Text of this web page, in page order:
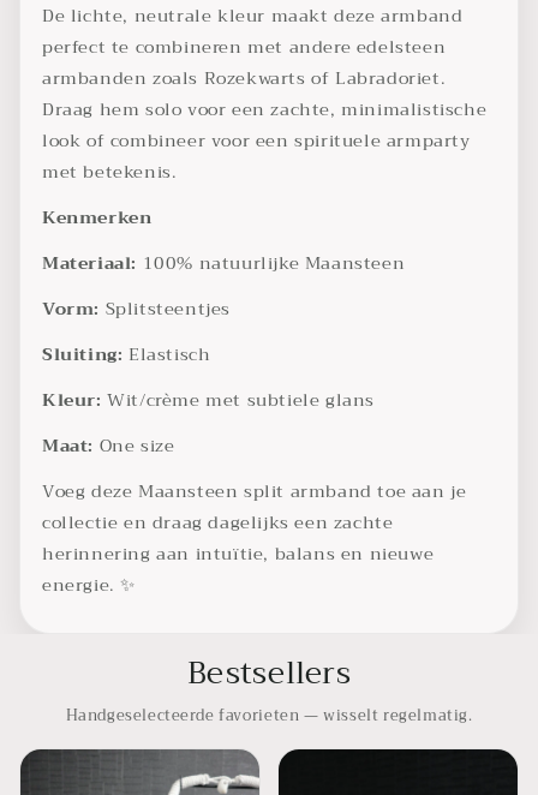
De lichte, neutrale kleur maakt deze armband
perfect te combineren met andere edelsteen
armbanden zoals Rozekwarts of Labradoriet.
Draag hem solo voor een zachte, minimalistische
look of combineer voor een spirituele armparty
met betekenis.
Kenmerken
Materiaal: 100% natuurlijke Maansteen
Vorm: Splitsteentjes
Sluiting: Elastisch
Kleur: Wit/crème met subtiele glans
Maat: One size
Voeg deze Maansteen split armband toe aan je
collectie en draag dagelijks een zachte
herinnering aan intuïtie, balans en nieuwe
energie. ✨
Bestsellers
Handgeselecteerde favorieten — wisselt regelmatig.